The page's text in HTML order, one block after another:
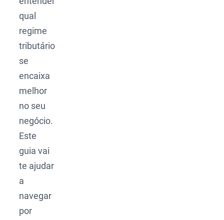
qual
regime
tributário
se
encaixa
melhor
no seu
negócio.
Este
guia vai
te ajudar
a
navegar
por